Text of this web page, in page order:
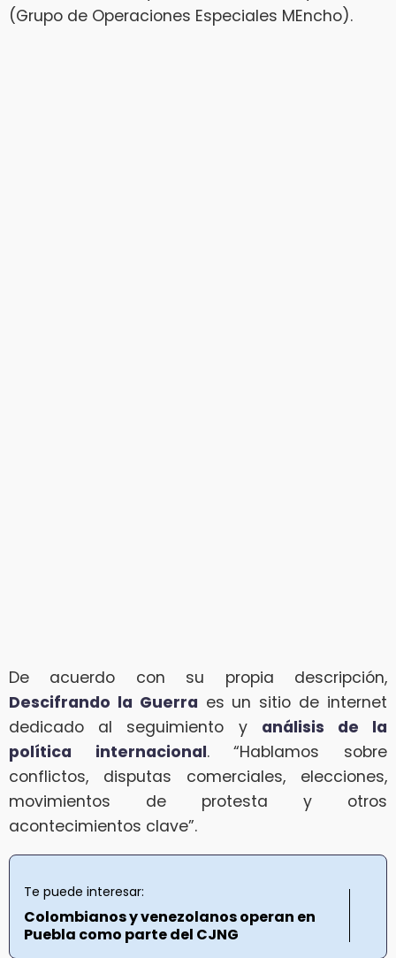
(Grupo de Operaciones Especiales MEncho).
De acuerdo con su propia descripción,
Descifrando la Guerra es un sitio de internet
dedicado al seguimiento y análisis de la
política internacional. “Hablamos sobre
conflictos, disputas comerciales, elecciones,
movimientos de protesta y otros
acontecimientos clave”.
Te puede interesar:
Colombianos y venezolanos operan en
Puebla como parte del CJNG